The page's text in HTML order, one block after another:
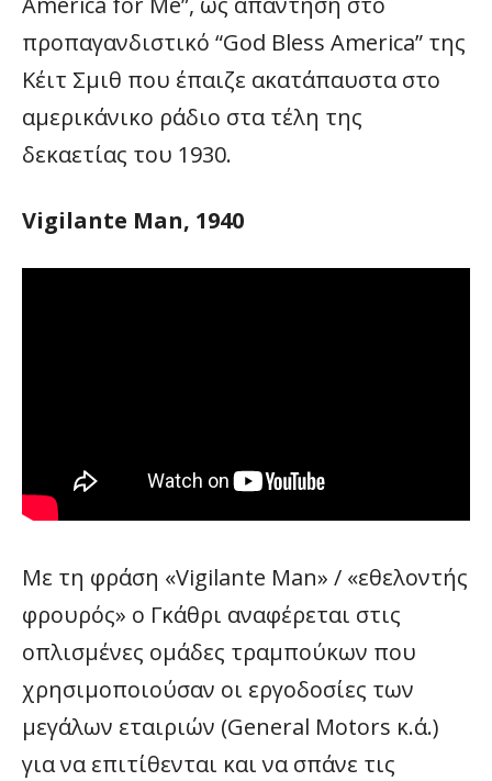
προπαγανδιστικό “God Bless America” της
Κέιτ Σμιθ που έπαιζε ακατάπαυστα στο
αμερικάνικο ράδιο στα τέλη της
δεκαετίας του 1930.
Vigilante Man, 1940
Με τη φράση «Vigilante Man» / «εθελοντής
φρουρός» ο Γκάθρι αναφέρεται στις
οπλισμένες ομάδες τραμπούκων που
χρησιμοποιούσαν οι εργοδοσίες των
μεγάλων εταιριών (General Motors κ.ά.)
για να επιτίθενται και να σπάνε τις